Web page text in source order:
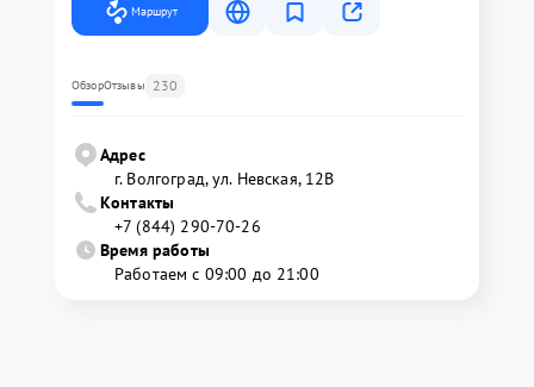
Маршрут
ОбзорОтзывы 230
Адрес
г. Волгоград, ул. Невская, 12В
Контакты
+7 (844) 290-70-26
Время работы
Работаем с 09:00 до 21:00